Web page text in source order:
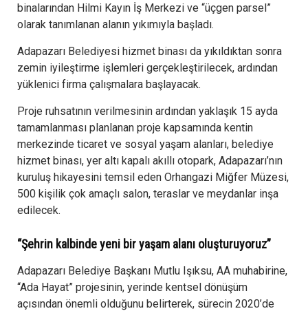
binalarından Hilmi Kayın İş Merkezi ve “üçgen parsel”
olarak tanımlanan alanın yıkımıyla başladı.
Adapazarı Belediyesi hizmet binası da yıkıldıktan sonra
zemin iyileştirme işlemleri gerçekleştirilecek, ardından
yüklenici firma çalışmalara başlayacak.
Proje ruhsatının verilmesinin ardından yaklaşık 15 ayda
tamamlanması planlanan proje kapsamında kentin
merkezinde ticaret ve sosyal yaşam alanları, belediye
hizmet binası, yer altı kapalı akıllı otopark, Adapazarı’nın
kuruluş hikayesini temsil eden Orhangazi Miğfer Müzesi,
500 kişilik çok amaçlı salon, teraslar ve meydanlar inşa
edilecek.
“Şehrin kalbinde yeni bir yaşam alanı oluşturuyoruz”
Adapazarı Belediye Başkanı Mutlu Işıksu, AA muhabirine,
“Ada Hayat” projesinin, yerinde kentsel dönüşüm
açısından önemli olduğunu belirterek, sürecin 2020’de